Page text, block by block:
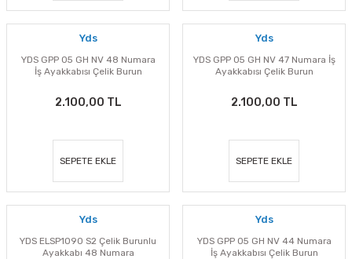
Yds
YDS GPP 05 GH NV 48 Numara
İş Ayakkabısı Çelik Burun
2.100,00 TL
SEPETE EKLE
Yds
YDS GPP 05 GH NV 47 Numara İş
Ayakkabısı Çelik Burun
2.100,00 TL
SEPETE EKLE
Yds
YDS ELSP1090 S2 Çelik Burunlu
Ayakkabı 48 Numara
Yds
YDS GPP 05 GH NV 44 Numara
İş Ayakkabısı Çelik Burun